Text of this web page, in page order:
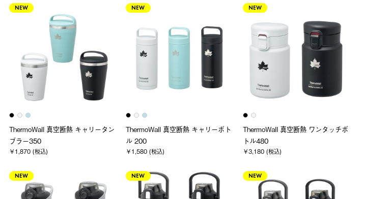
NEW
ThermoWall 真空断熱 キャリータン
ブラー350
￥1,870 (税込)
NEW
ThermoWall 真空断熱 キャリーボト
ル 200
￥1,580 (税込)
NEW
ThermoWall 真空断熱 ワンタッチボ
トル480
￥3,180 (税込)
NEW NEW NEW